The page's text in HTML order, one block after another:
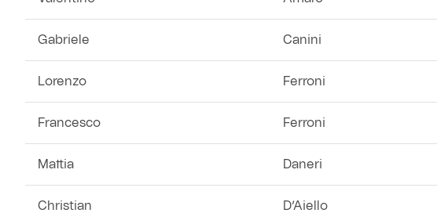
Gabriele Canini
Lorenzo Ferroni
Francesco Ferroni
Mattia Daneri
Christian D’Aiello